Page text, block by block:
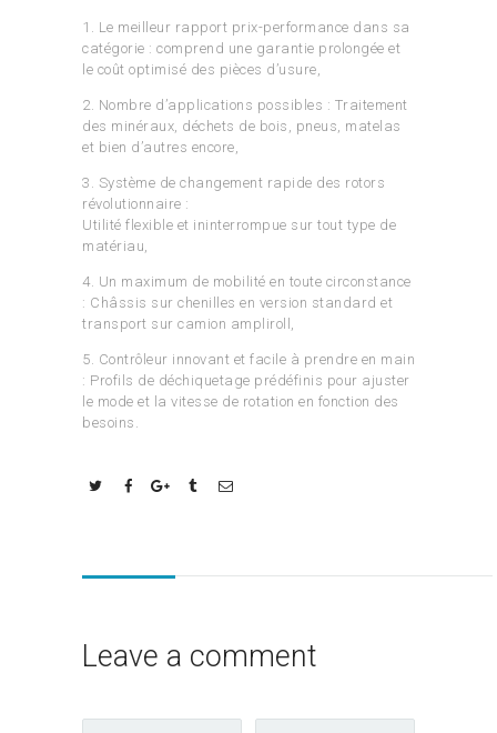
1. Le meilleur rapport prix-performance dans sa
catégorie : comprend une garantie prolongée et
le coût optimisé des pièces d’usure,
2. Nombre d’applications possibles : Traitement
des minéraux, déchets de bois, pneus, matelas
et bien d’autres encore,
3. Système de changement rapide des rotors
révolutionnaire :
Utilité flexible et ininterrompue sur tout type de
matériau,
4. Un maximum de mobilité en toute circonstance
: Châssis sur chenilles en version standard et
transport sur camion ampliroll,
5. Contrôleur innovant et facile à prendre en main
: Profils de déchiquetage prédéfinis pour ajuster
le mode et la vitesse de rotation en fonction des
besoins.
Leave a comment